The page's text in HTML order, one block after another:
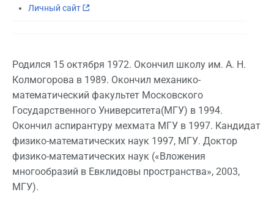
Личный сайт
Родился 15 октября 1972. Окончил школу им. А. Н.
Колмогорова в 1989. Окончил механико-
математический факультет Московского
Государственного Университета(МГУ) в 1994.
Окончил аспирантуру мехмата МГУ в 1997. Кандидат
физико-математических наук 1997, МГУ. Доктор
физико-математических наук («Вложения
многообразий в Евклидовы пространства», 2003,
МГУ).